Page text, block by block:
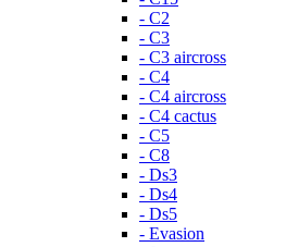
- C2
- C3
- C3 aircross
- C4
- C4 aircross
- C4 cactus
- C5
- C8
- Ds3
- Ds4
- Ds5
- Evasion